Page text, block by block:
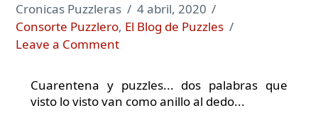
Cronicas Puzzleras
4 abril, 2020
Consorte Puzzlero, El Blog de Puzzles
Leave a Comment
Cuarentena y puzzles... dos palabras que
visto lo visto van como anillo al dedo...